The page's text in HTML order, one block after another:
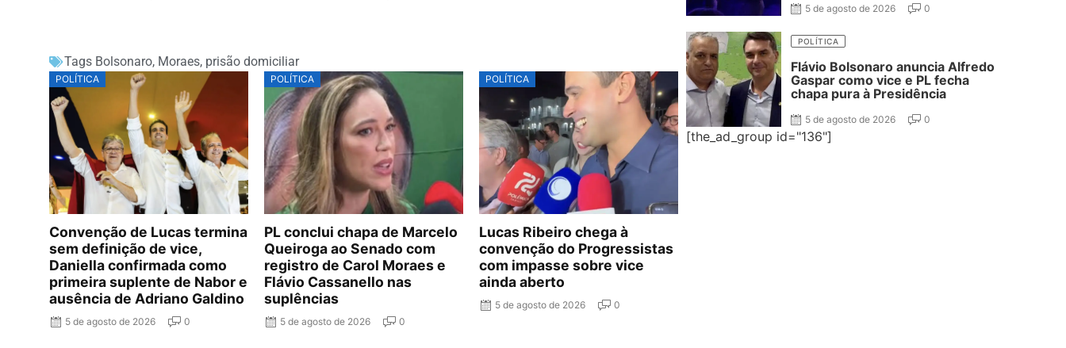
Tags Bolsonaro, Moraes, prisão domiciliar
POLÍTICA
Convenção de Lucas termina
sem definição de vice,
Daniella confirmada como
primeira suplente de Nabor e
ausência de Adriano Galdino
5 de agosto de 2026 0
POLÍTICA
PL conclui chapa de Marcelo
Queiroga ao Senado com
registro de Carol Moraes e
Flávio Cassanello nas
suplências
5 de agosto de 2026 0
POLÍTICA
Lucas Ribeiro chega à
convenção do Progressistas
com impasse sobre vice
ainda aberto
5 de agosto de 2026 0
Paraíba
5 de agosto de 2026 0
POLÍTICA
Flávio Bolsonaro anuncia Alfredo
Gaspar como vice e PL fecha
chapa pura à Presidência
5 de agosto de 2026 0
[the_ad_group id="136"]